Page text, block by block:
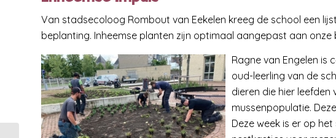
Van stadsecoloog Rombout van Eekelen kreeg de school een
beplanting. Inheemse planten zijn optimaal aangepast aan
Ragne van Engelen is
oud-leerling van de
dieren die hier
mussenpopulatie.
Deze week is er op